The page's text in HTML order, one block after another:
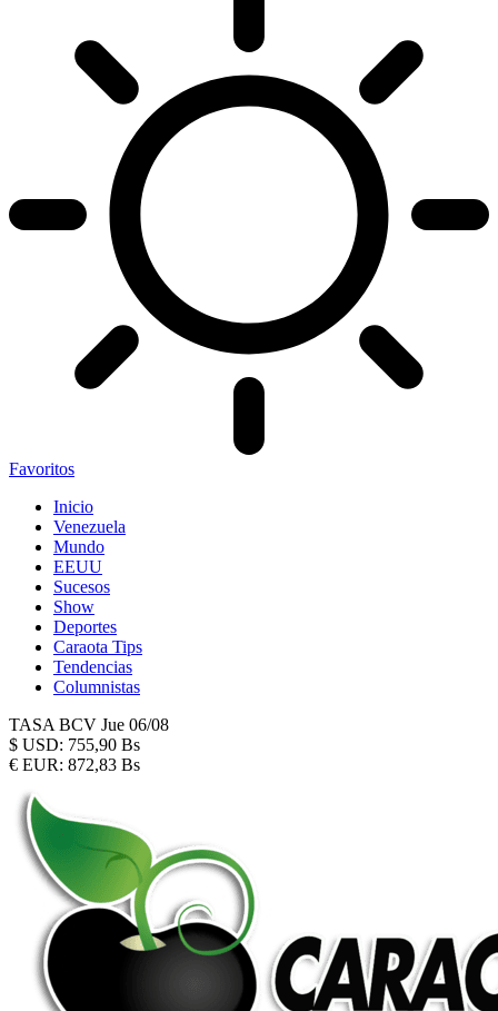
Favoritos
Inicio
Venezuela
Mundo
EEUU
Sucesos
Show
Deportes
Caraota Tips
Tendencias
Columnistas
TASA BCV Jue 06/08
$ USD: 755,90 Bs
€ EUR: 872,83 Bs